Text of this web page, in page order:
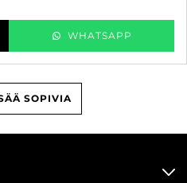
WHATSAPP
SOPIVIA